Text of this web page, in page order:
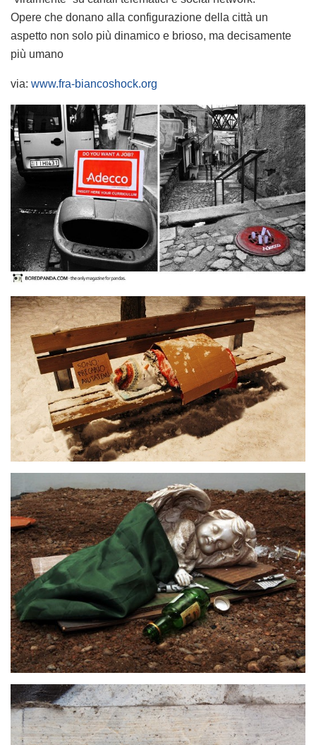
Opere che donano alla configurazione della città un
aspetto non solo più dinamico e brioso, ma decisamente
più umano
via: www.fra-biancoshock.org